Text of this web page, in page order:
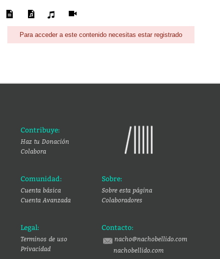
Para acceder a este contenido necesitas estar registrado
Contribuye:
Haz tu Donación
Colabora
Comunidad:
Cuenta básica
Cuenta Avanzada
Sobre:
Sobre esta página
Colaboradores
Legal:
Terminos de uso
Privacidad
Contacto:
nacho@nachobellido.com
nachobellido.com